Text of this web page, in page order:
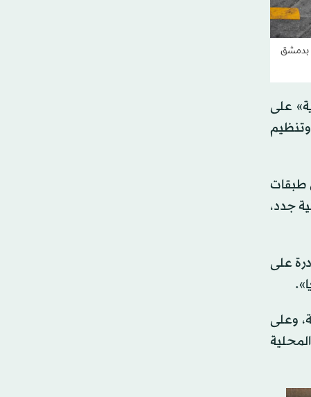
بدمشق
على
طبقات
جدد،
على
وعلى